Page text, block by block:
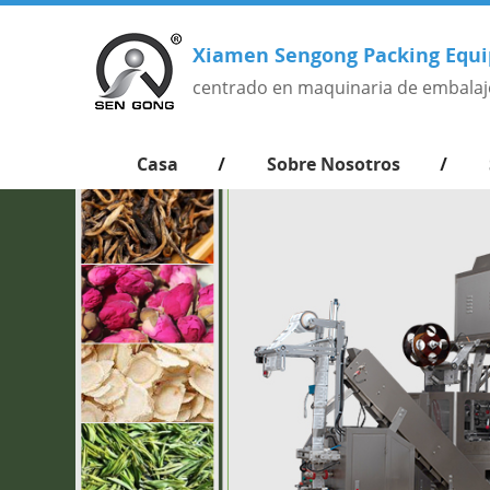
Xiamen Sengong Packing
centrado en maquinaria de
Casa Sobre Nosotros